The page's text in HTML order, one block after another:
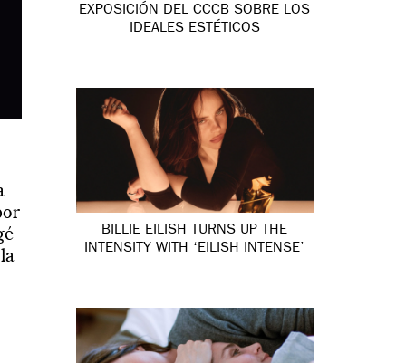
EXPOSICIÓN DEL CCCB SOBRE LOS
IDEALES ESTÉTICOS
BILLIE EILISH TURNS UP THE
INTENSITY WITH ‘EILISH INTENSE’